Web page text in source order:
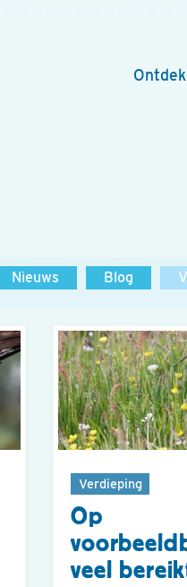
Nieuws Blog
Verdieping
Op
veel